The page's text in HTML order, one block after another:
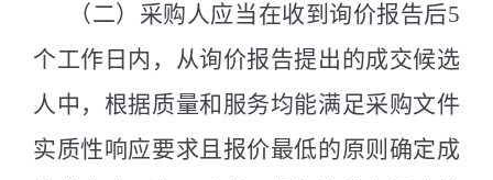
（二） 采购人应当在收到询价报告后5
个工作日内，从询价报告提出的成交候选
人中，根据质量和服务均能满足采购文件
实质性响应要求且报价最低的原则确定成